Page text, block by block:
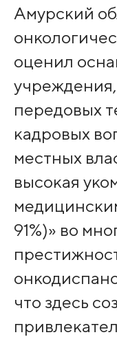
Амурский
оценил
передовых
кадровых
местных
высокая
91%)» во
что здесь